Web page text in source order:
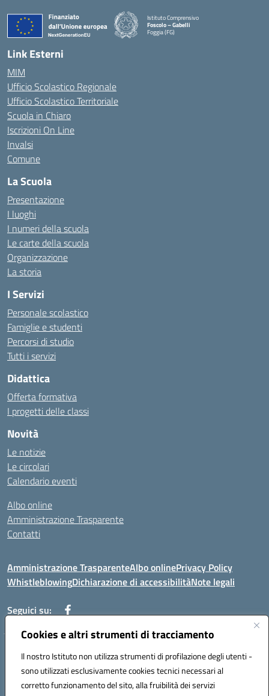
Cookies e altri strumenti di tracciamento
Il nostro Istituto non utilizza strumenti di profilazione degli utenti -
sono utilizzati esclusivamente cookies tecnici necessari al
corretto funzionamento del sito, alla fruibilità dei servizi
Istituto Comprensivo
Foscolo – Gabelli
Foggia (FG)
— Visita la pagina iniziale della scuola
Link Esterni
MIM
Ufficio Scolastico Regionale
Ufficio Scolastico Territoriale
Scuola in Chiaro
Iscrizioni On Line
Invalsi
Comune
La Scuola
Presentazione
I luoghi
I numeri della scuola
Le carte della scuola
Organizzazione
La storia
I Servizi
Personale scolastico
Famiglie e studenti
Percorsi di studio
Tutti i servizi
Didattica
Offerta formativa
I progetti delle classi
Novità
Le notizie
Le circolari
Calendario eventi
Albo online
Amministrazione Trasparente
Contatti
Amministrazione TrasparenteAlbo onlinePrivacy Policy
WhistleblowingDichiarazione di accessibilitàNote legali
Seguici su:
Telefono: 0881814875
Mail: fgic86100g@istruzione.it PEC: fgic86100g@pec.istruzione.it
Codice univoco ufficio: UF0Y26 Codice IPA: istsc_fgic86100g
Codice meccanografico: FGIC86100G